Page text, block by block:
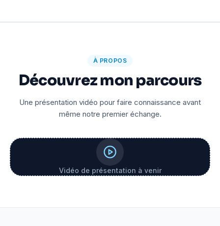
À PROPOS
Découvrez mon parcours
Une présentation vidéo pour faire connaissance avant
même notre premier échange.
Vidéo de présentation à venir